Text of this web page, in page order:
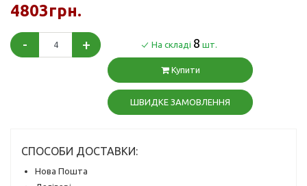
4803грн.
- + На складі 8 шт.
Купити
ШВИДКЕ ЗАМОВЛЕННЯ
СПОСОБИ ДОСТАВКИ:
Нова Пошта